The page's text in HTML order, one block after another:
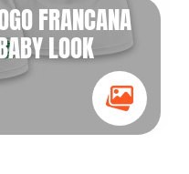
FRANCANA
LOOK
Ícone Galeria